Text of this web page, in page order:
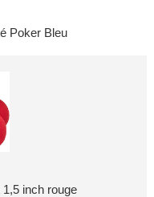
Poker Bleu
inch rouge